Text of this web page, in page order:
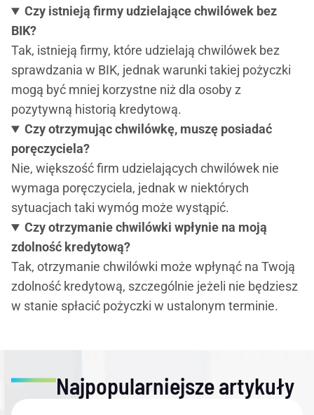
Czy istnieją firmy udzielające chwilówek bez
BIK?
Tak, istnieją firmy, które udzielają chwilówek bez
sprawdzania w BIK, jednak warunki takiej pożyczki
mogą być mniej korzystne niż dla osoby z
pozytywną historią kredytową.
Czy otrzymując chwilówkę, muszę posiadać
poręczyciela?
Nie, większość firm udzielających chwilówek nie
wymaga poręczyciela, jednak w niektórych
sytuacjach taki wymóg może wystąpić.
Czy otrzymanie chwilówki wpłynie na moją
zdolność kredytową?
Tak, otrzymanie chwilówki może wpłynąć na Twoją
zdolność kredytową, szczególnie jeżeli nie będziesz
w stanie spłacić pożyczki w ustalonym terminie.
Najpopularniejsze artykuły